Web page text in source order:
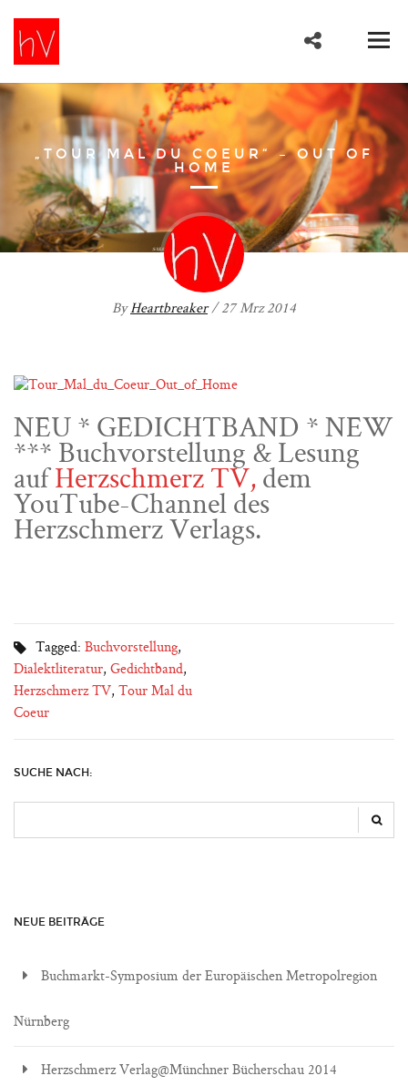
„TOUR MAL DU COEUR“ – OUT OF
HOME
ByHeartbreaker/ 27 Mrz 2014
NEU * GEDICHTBAND * NEW
*** Buchvorstellung & Lesung
aufHerzschmerz TV,dem
YouTube-Channel des
Herzschmerz Verlags.
Tagged: Buchvorstellung,
Dialektliteratur, Gedichtband,
Herzschmerz TV, Tour Mal du
Coeur
SUCHE NACH:
NEUE BEITRÄGE
Buchmarkt-Symposium der Europäischen Metropolregion
Nürnberg
Herzschmerz Verlag@Münchner Bücherschau 2014